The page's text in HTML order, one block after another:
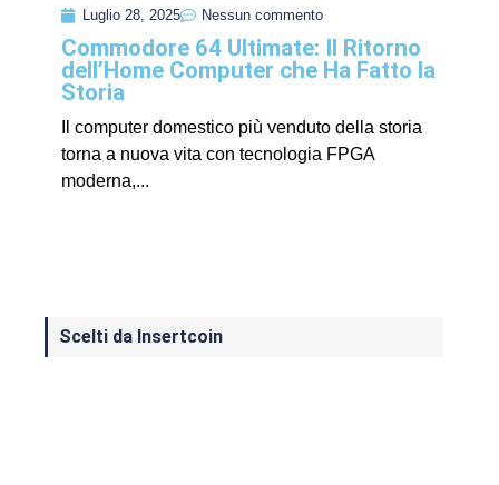
Luglio 28, 2025 Nessun commento
Commodore 64 Ultimate: Il Ritorno
dell’Home Computer che Ha Fatto la
Storia
Il computer domestico più venduto della storia
torna a nuova vita con tecnologia FPGA
moderna,...
Scelti da Insertcoin